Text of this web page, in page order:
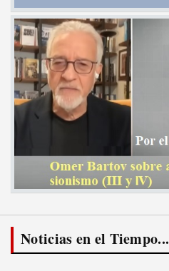
Noticias en el Tiempo...